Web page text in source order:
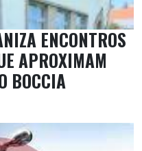
ENCONTROS
APROXIMAM
BOCCIA